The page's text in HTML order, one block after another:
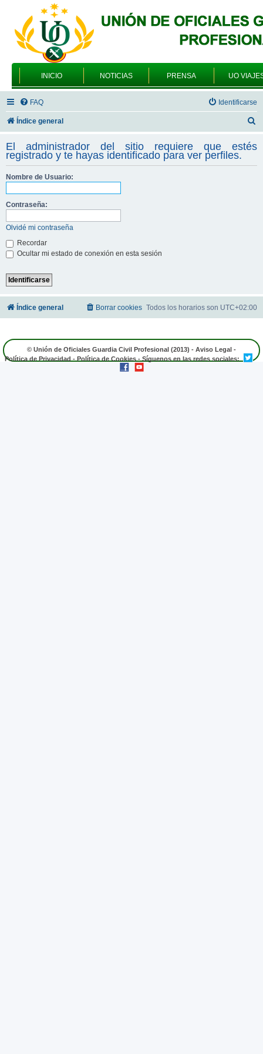
INICIO NOTICIAS PRENSA UO
FAQ Identificarse
Índice general
s
c
El administrador del sitio requiere que estés
registrado y te hayas identificado para ver perfiles.
Nombre de Usuario:
Contraseña:
Olvidé mi contraseña
Recordar
Ocultar mi estado de conexión en esta sesión
Índice general Todos los horarios son UTC+02:00
Borrar cookies
© Unión de Oficiales Guardia Civil Profesional (2013) - Aviso Legal -
Política de Privacidad - Política de Cookies - Síguenos en las redes sociales: